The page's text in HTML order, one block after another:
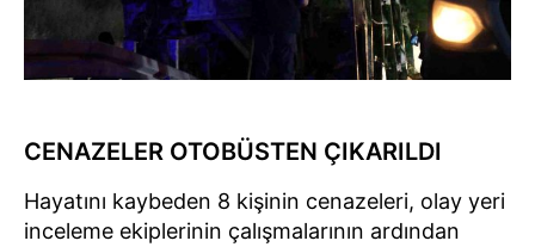
CENAZELER OTOBÜSTEN ÇIKARILDI
Hayatını kaybeden 8 kişinin cenazeleri, olay yeri
inceleme ekiplerinin çalışmalarının ardından